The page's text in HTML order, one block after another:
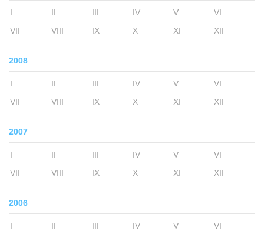
I II III IV V
VI
VII
VIII IX X XI XII
2008
I II III IV V
VI
VII
VIII IX X XI XII
2007
I II III IV V
VI
VII
VIII IX X XI XII
2006
I II III IV V
VI